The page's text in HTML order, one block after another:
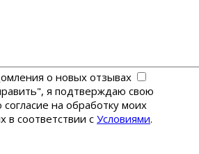
о новых отзывах
я подтверждаю свою
на обработку моих
в соответствии с Условиями.